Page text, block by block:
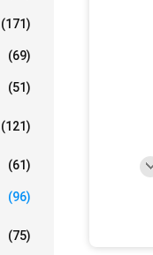
(171)
(69)
(51)
(121)
(61)
(96)
(75)